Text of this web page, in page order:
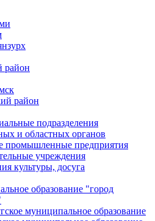
район
район
подразделения
и областных органов
промышленные предприятия
учреждения
культуры, досуга
образование "город
муниципальное образование